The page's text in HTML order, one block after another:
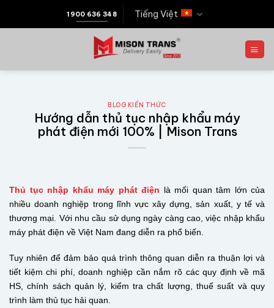
1900 636 348 Tiếng Việt
BLOG KIẾN THỨC
Hướng dẫn thủ tục nhập khẩu máy
phát điện mới 100% | Mison Trans
Thủ tục nhập khẩu máy phát điện là mối quan tâm lớn của
nhiều doanh nghiệp trong lĩnh vực xây dựng, sản xuất, y tế và
thương mại. Với nhu cầu sử dụng ngày càng cao, việc nhập khẩu
máy phát điện về Việt Nam đang diễn ra phổ biến.
Tuy nhiên để đảm bảo quá trình thông quan diễn ra thuận lợi và
tiết kiệm chi phí, doanh nghiệp cần nắm rõ các quy định về mã
HS, chính sách quản lý, kiểm tra chất lượng, thuế suất và quy
trình làm thủ tục hải quan.